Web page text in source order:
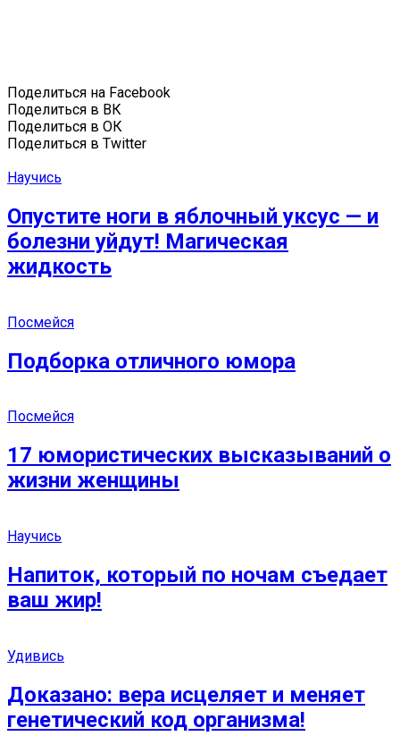
Поделиться на Facebook
Поделиться в ВК
Поделиться в ОК
Поделиться в Twitter
Научись
Опустите ноги в яблочный уксус — и
болезни уйдут! Магическая
жидкость
Посмейся
Подборка отличного юмора
Посмейся
17 юмористических высказываний о
жизни женщины
Научись
Напиток, который по ночам съедает
ваш жир!
Удивись
Доказано: вера исцеляет и меняет
генетический код организма!